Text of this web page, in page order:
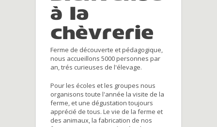
à la
chèvrerie
Ferme de découverte et pédagogique,
nous accueillons 5000 personnes par
an, trés curieuses de l'élevage.
Pour les écoles et les groupes nous
organisons toute l'année la visite de la
ferme, et une dégustation toujours
apprécié de tous. Le vie de la ferme et
des animaux, la fabrication de nos